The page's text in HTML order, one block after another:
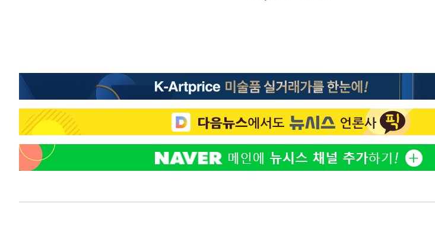
-12422초 전 >서울 낮 37.9도, 올여름 최고치 경신…영등포 순간 '40도'
-11984초 전 >
[속보]종합특검, 대검 추가 압수수색…내란 중요임무종사 혐의
-8079초 전 >[속보]코스닥, 800p 회복…0.26% 오른 801.67 마감
-8009초 전 > [속보]코스피, 301.88포인트(4.58%) 내린 6296.38 마감
-5473초 전 >
"여기 떨어졌다"…다누리, 스페이스X 로켓 달 충돌 흔적 포착
-2518초 전 >손흥민, 5경기 연속골 실패…LAFC는 승부차기 끝 과달라하라 격파
1시간 전 >트럼프, 한국계 진보 주지사 후보 맹공…"공산주의가 최대 위협"
2
3
4
5